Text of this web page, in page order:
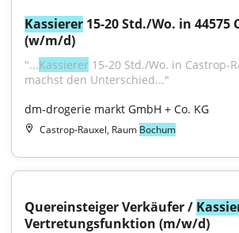
Kassierer 15-20 Std./Wo. in 44575
(w/m/d)
"...Kassierer 15-20 Std./Wo. in Castrop-
machst den Unterschied..."
dm-drogerie markt GmbH + Co. KG
Castrop-Rauxel, Raum Bochum
Quereinsteiger Verkäufer /
Vertretungsfunktion (m/w/d)